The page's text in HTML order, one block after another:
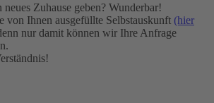
neues Zuhause geben? Wunderbar!
von Ihnen ausgefüllte Selbstauskunft (hier
nur damit können wir Ihre Anfrage